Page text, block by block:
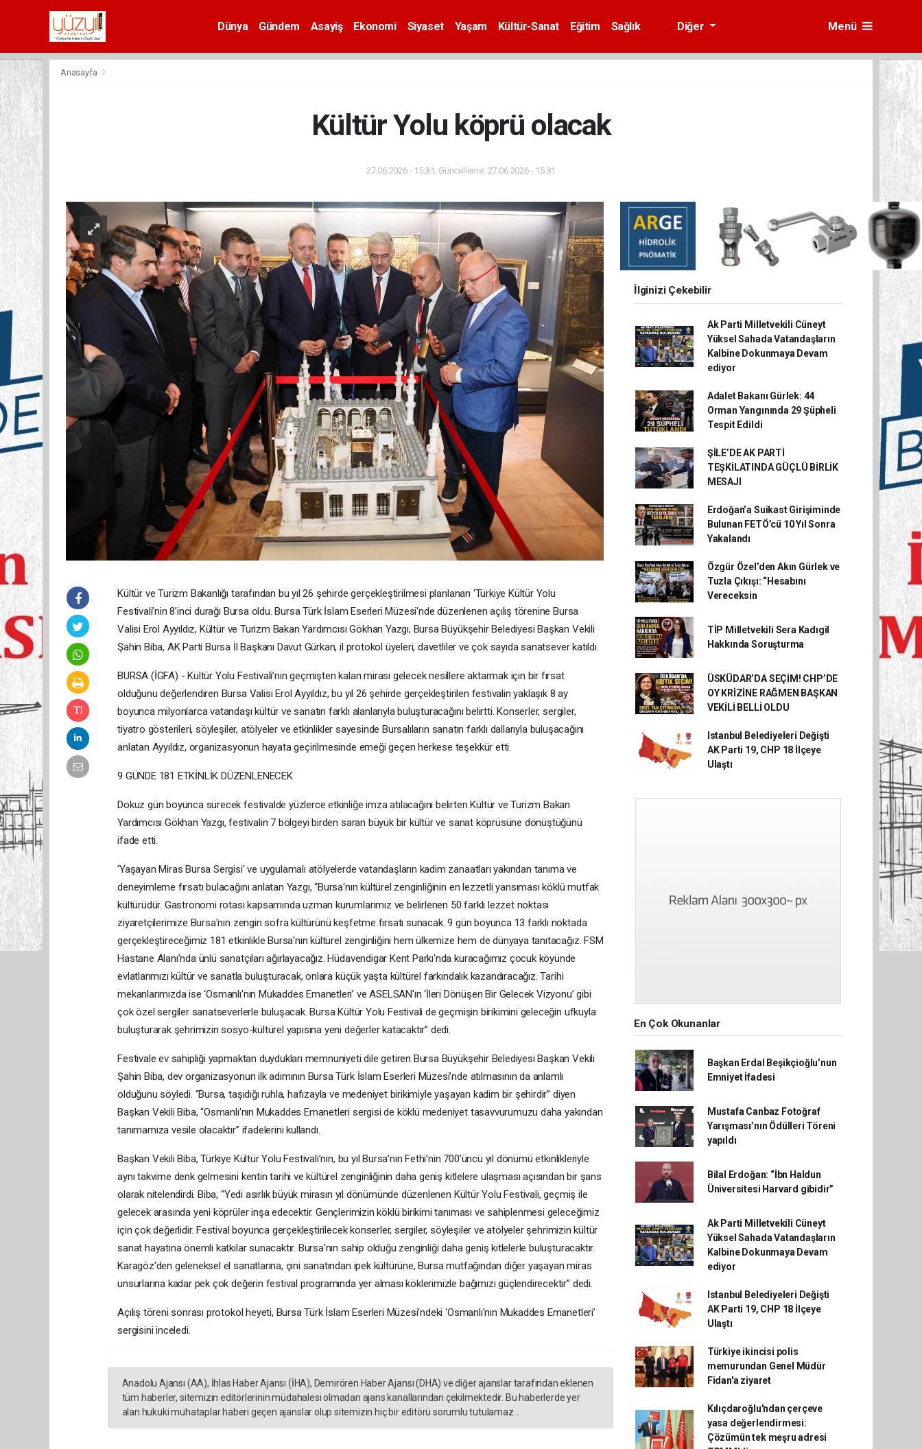
Dünya Gündem Asayiş Ekonomi Siyaset Yaşam Kültür-Sanat Eğitim
Sağlık
Diğer Menü
Anasayfa
Kültür Yolu köprü olacak
27.06.2026 - 15:31, Güncelleme: 27.06.2026 - 15:31
Kültür ve Turizm Bakanlığı tarafından bu yıl 26 şehirde gerçekleştirilmesi planlanan ‘Türkiye Kültür Yolu
Festivali’nin 8’inci durağı Bursa oldu. Bursa Türk İslam Eserleri Müzesi'nde düzenlenen açılış törenine Bursa
Valisi Erol Ayyıldız, Kültür ve Turizm Bakan Yardımcısı Gökhan Yazgı, Bursa Büyükşehir Belediyesi Başkan Vekili
Şahin Biba, AK Parti Bursa İl Başkanı Davut Gürkan, il protokol üyeleri, davetliler ve çok sayıda sanatsever katıldı.
BURSA (İGFA) - Kültür Yolu Festivali’nin geçmişten kalan mirası gelecek nesillere aktarmak için bir fırsat
olduğunu değerlendiren Bursa Valisi Erol Ayyıldız, bu yıl 26 şehirde gerçekleştirilen festivalin yaklaşık 8 ay
boyunca milyonlarca vatandaşı kültür ve sanatın farklı alanlarıyla buluşturacağını belirtti. Konserler, sergiler,
tiyatro gösterileri, söyleşiler, atölyeler ve etkinlikler sayesinde Bursalıların sanatın farklı dallarıyla buluşacağını
anlatan Ayyıldız, organizasyonun hayata geçirilmesinde emeği geçen herkese teşekkür etti.
9 GÜNDE 181 ETKİNLİK DÜZENLENECEK
Dokuz gün boyunca sürecek festivalde yüzlerce etkinliğe imza atılacağını belirten Kültür ve Turizm Bakan
Yardımcısı Gökhan Yazgı, festivalin 7 bölgeyi birden saran büyük bir kültür ve sanat köprüsüne dönüştüğünü
ifade etti.
‘Yaşayan Miras Bursa Sergisi’ ve uygulamalı atölyelerde vatandaşların kadim zanaatları yakından tanıma ve
deneyimleme fırsatı bulacağını anlatan Yazgı, “Bursa'nın kültürel zenginliğinin en lezzetli yansıması köklü mutfak
kültürüdür. Gastronomi rotası kapsamında uzman kurumlarımız ve belirlenen 50 farklı lezzet noktası
ziyaretçilerimize Bursa'nın zengin sofra kültürünü keşfetme fırsatı sunacak. 9 gün boyunca 13 farklı noktada
gerçekleştireceğimiz 181 etkinlikle Bursa'nın kültürel zenginliğini hem ülkemize hem de dünyaya tanıtacağız. FSM
Hastane Alanı’nda ünlü sanatçıları ağırlayacağız. Hüdavendigar Kent Parkı'nda kuracağımız çocuk köyünde
evlatlarımızı kültür ve sanatla buluşturacak, onlara küçük yaşta kültürel farkındalık kazandıracağız. Tarihi
mekanlarımızda ise ‘Osmanlı'nın Mukaddes Emanetleri’ ve ASELSAN'ın ‘İleri Dönüşen Bir Gelecek Vizyonu’ gibi
çok özel sergiler sanatseverlerle buluşacak. Bursa Kültür Yolu Festivali de geçmişin birikimini geleceğin ufkuyla
buluşturarak şehrimizin sosyo-kültürel yapısına yeni değerler katacaktır” dedi.
Festivale ev sahipliği yapmaktan duydukları memnuniyeti dile getiren Bursa Büyükşehir Belediyesi Başkan Vekili
Şahin Biba, dev organizasyonun ilk adımının Bursa Türk İslam Eserleri Müzesi’nde atılmasının da anlamlı
olduğunu söyledi. “Bursa, taşıdığı ruhla, hafızayla ve medeniyet birikimiyle yaşayan kadim bir şehirdir” diyen
Başkan Vekili Biba, “Osmanlı'nın Mukaddes Emanetleri sergisi de köklü medeniyet tasavvurumuzu daha yakından
tanımamıza vesile olacaktır” ifadelerini kullandı.
Başkan Vekili Biba, Türkiye Kültür Yolu Festivali’nin, bu yıl Bursa’nın Fethi’nin 700’üncü yıl dönümü etkinlikleriyle
aynı takvime denk gelmesini kentin tarihi ve kültürel zenginliğinin daha geniş kitlelere ulaşması açısından bir şans
olarak nitelendirdi. Biba, “Yedi asırlık büyük mirasın yıl dönümünde düzenlenen Kültür Yolu Festivali, geçmiş ile
gelecek arasında yeni köprüler inşa edecektir. Gençlerimizin köklü birikimi tanıması ve sahiplenmesi geleceğimiz
için çok değerlidir. Festival boyunca gerçekleştirilecek konserler, sergiler, söyleşiler ve atölyeler şehrimizin kültür
sanat hayatına önemli katkılar sunacaktır. Bursa'nın sahip olduğu zenginliği daha geniş kitlelerle buluşturacaktır.
Karagöz'den geleneksel el sanatlarına, çini sanatından ipek kültürüne, Bursa mutfağından diğer yaşayan miras
unsurlarına kadar pek çok değerin festival programında yer alması köklerimizle bağımızı güçlendirecektir” dedi.
Açılış töreni sonrası protokol heyeti, Bursa Türk İslam Eserleri Müzesi’ndeki ‘Osmanlı'nın Mukaddes Emanetleri’
sergisini inceledi.
Anadolu Ajansı (AA), İhlas Haber Ajansı (İHA), Demirören Haber Ajansı (DHA) ve diğer ajanslar tarafından eklenen
tüm haberler, sitemizin editörlerinin müdahalesi olmadan ajans kanallarından çekilmektedir. Bu haberlerde yer
alan hukuki muhataplar haberi geçen ajanslar olup sitemizin hiç bir editörü sorumlu tutulamaz...
İlginizi Çekebilir
Ak Parti Milletvekili Cüneyt
Yüksel Sahada Vatandaşların
Kalbine Dokunmaya Devam
ediyor
Adalet Bakanı Gürlek: 44
Orman Yangınında 29 Şüpheli
Tespit Edildi
ŞİLE’DE AK PARTİ
TEŞKİLATINDA GÜÇLÜ BİRLİK
MESAJI
Erdoğan’a Suikast Girişiminde
Bulunan FETÖ’cü 10 Yıl Sonra
Yakalandı
Özgür Özel’den Akın Gürlek ve
Tuzla Çıkışı: “Hesabını
Vereceksin
TİP Milletvekili Sera Kadıgil
Hakkında Soruşturma
ÜSKÜDAR’DA SEÇİM! CHP’DE
OY KRİZİNE RAĞMEN BAŞKAN
VEKİLİ BELLİ OLDU
Istanbul Belediyeleri Değişti
AK Parti 19, CHP 18 İlçeye
Ulaştı
En Çok Okunanlar
Başkan Erdal Beşikçioğlu’nun
Emniyet İfadesi
Mustafa Canbaz Fotoğraf
Yarışması’nın Ödülleri Töreni
yapıldı
Bilal Erdoğan: “İbn Haldun
Üniversitesi Harvard gibidir”
Ak Parti Milletvekili Cüneyt
Yüksel Sahada Vatandaşların
Kalbine Dokunmaya Devam
ediyor
Istanbul Belediyeleri Değişti
AK Parti 19, CHP 18 İlçeye
Ulaştı
Türkiye ikincisi polis
memurundan Genel Müdür
Fidan'a ziyaret
Kılıçdaroğlu'ndan çerçeve
yasa değerlendirmesi:
Çözümün tek meşru adresi